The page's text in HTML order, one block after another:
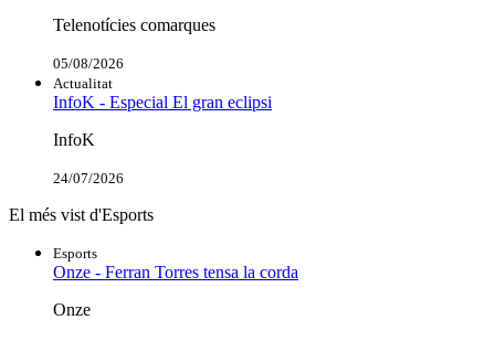
Telenotícies comarques
05/08/2026
Actualitat
InfoK - Especial El gran eclipsi
InfoK
24/07/2026
El més vist d'Esports
Esports
Onze - Ferran Torres tensa la corda
Onze